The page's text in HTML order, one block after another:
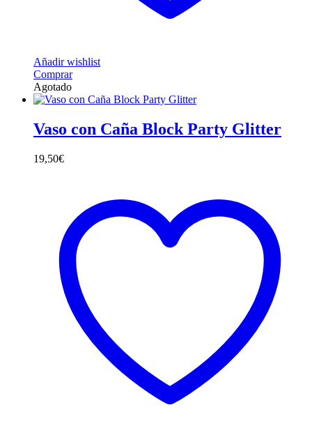
Añadir wishlist
Comprar
Agotado
Vaso con Caña Block Party Glitter
19,50€